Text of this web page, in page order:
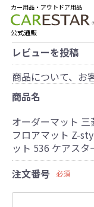
カー用品・アウトドア用品
公式通販
レビューを投稿
商品について、お
商品名
オーダーマット 三
フロアマット Z-
ット 536 ケアスタ
注文番号
必須